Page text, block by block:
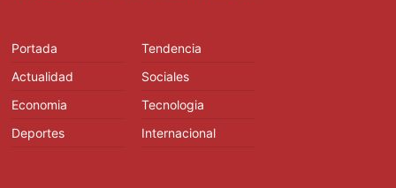
Portada
Actualidad
Economia
Deportes
Tendencia
Sociales
Tecnologia
Internacional